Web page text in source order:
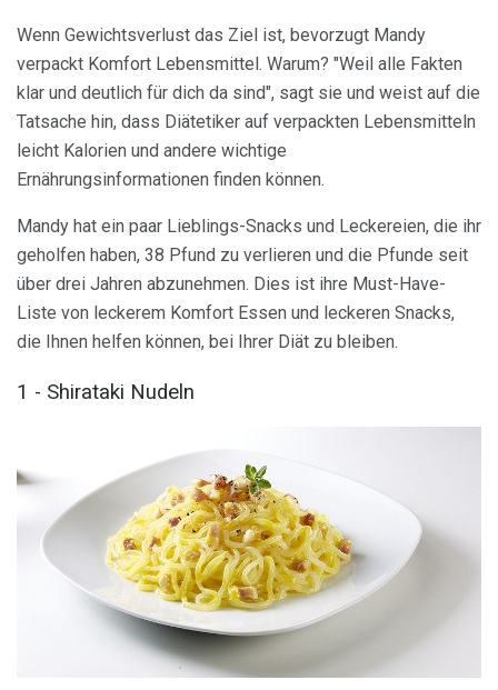
Wenn Gewichtsverlust das Ziel ist, bevorzugt Mandy
verpackt Komfort Lebensmittel. Warum? "Weil alle Fakten
klar und deutlich für dich da sind", sagt sie und weist auf die
Tatsache hin, dass Diätetiker auf verpackten Lebensmitteln
leicht Kalorien und andere wichtige
Ernährungsinformationen finden können.
Mandy hat ein paar Lieblings-Snacks und Leckereien, die ihr
geholfen haben, 38 Pfund zu verlieren und die Pfunde seit
über drei Jahren abzunehmen. Dies ist ihre Must-Have-
Liste von leckerem Komfort Essen und leckeren Snacks,
die Ihnen helfen können, bei Ihrer Diät zu bleiben.
1 - Shirataki Nudeln